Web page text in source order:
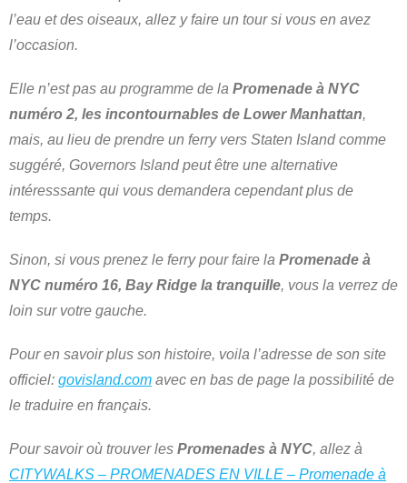
l’eau et des oiseaux, allez y faire un tour si vous en avez
l’occasion.
Elle n’est pas au programme de la Promenade à NYC
numéro 2, les incontournables de Lower Manhattan,
mais, au lieu de prendre un ferry vers Staten Island comme
suggéré, Governors Island peut être une alternative
intéresssante qui vous demandera cependant plus de
temps.
Sinon, si vous prenez le ferry pour faire la Promenade à
NYC numéro 16, Bay Ridge la tranquille, vous la verrez de
loin sur votre gauche.
Pour en savoir plus son histoire, voila l’adresse de son site
officiel: govisland.com avec en bas de page la possibilité de
le traduire en français.
Pour savoir où trouver les Promenades à NYC, allez à
CITYWALKS – PROMENADES EN VILLE – Promenade à